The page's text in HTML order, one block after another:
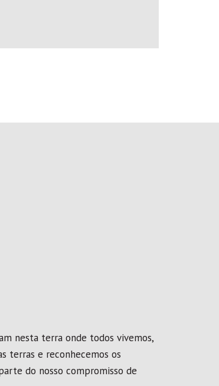
nesta terra onde todos vivemos,
terras e reconhecemos os
do nosso compromisso de